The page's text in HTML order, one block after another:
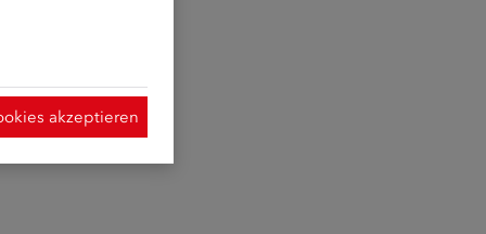
akzeptieren